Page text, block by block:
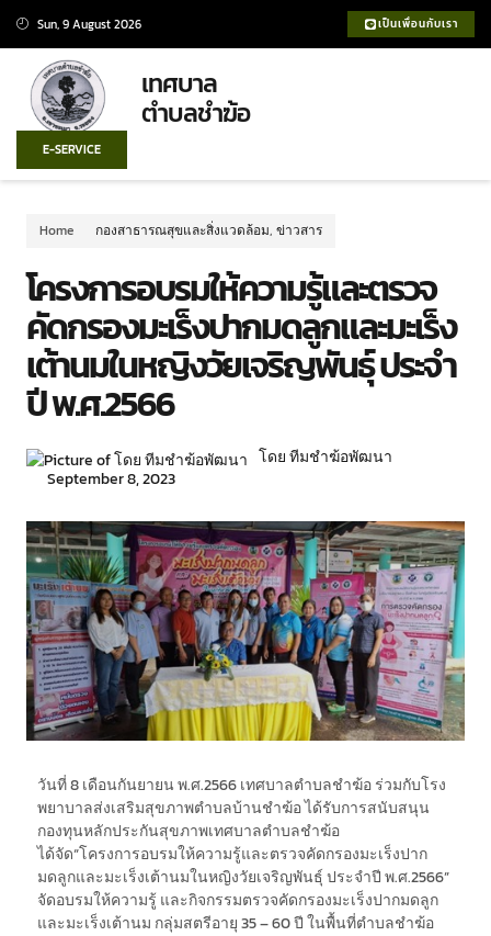
Sun, 9 August 2026 เป็นเพื่อนกับเรา
เทศบาล
ตำบลชำฆ้อ
E-SERVICE
Home กองสาธารณสุขและสิ่งแวดล้อม, ข่าวสาร
โครงการอบรมให้ความรู้และตรวจ
คัดกรองมะเร็งปากมดลูกและมะเร็ง
เต้านมในหญิงวัยเจริญพันธุ์ ประจำ
ปี พ.ศ.2566
โดย ทีมชำฆ้อพัฒนา
September 8, 2023
วันที่ 8 เดือนกันยายน พ.ศ.2566 เทศบาลตำบลชำฆ้อ ร่วมกับโรง
พยาบาลส่งเสริมสุขภาพตำบลบ้านชำฆ้อ ได้รับการสนับสนุน
กองทุนหลักประกันสุขภาพเทศบาลตำบลชำฆ้อ
ได้จัด“โครงการอบรมให้ความรู้และตรวจคัดกรองมะเร็งปาก
มดลูกและมะเร็งเต้านมในหญิงวัยเจริญพันธุ์ ประจำปี พ.ศ.2566”
จัดอบรมให้ความรู้ และกิจกรรมตรวจคัดกรองมะเร็งปากมดลูก
และมะเร็งเต้านม กลุ่มสตรีอายุ 35 – 60 ปี ในพื้นที่ตำบลชำฆ้อ